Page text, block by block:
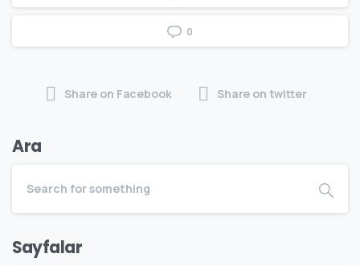
0
Share on Facebook Share on twitter
Ara
Sayfalar